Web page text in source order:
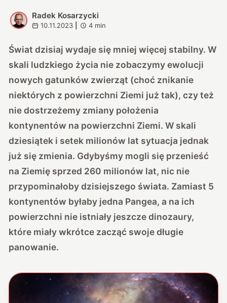
R
Radek Kosarzycki
10.11.2023 4 min
Świat dzisiaj wydaje się mniej więcej stabilny. W
skali ludzkiego życia nie zobaczymy ewolucji
nowych gatunków zwierząt (choć znikanie
niektórych z powierzchni Ziemi już tak), czy też
nie dostrzeżemy zmiany położenia
kontynentów na powierzchni Ziemi. W skali
dziesiątek i setek milionów lat sytuacja jednak
już się zmienia. Gdybyśmy mogli się przenieść
na Ziemię sprzed 260 milionów lat, nic nie
przypominałoby dzisiejszego świata. Zamiast 5
kontynentów byłaby jedna Pangea, a na ich
powierzchni nie istniały jeszcze dinozaury,
które miały wkrótce zacząć swoje długie
panowanie.